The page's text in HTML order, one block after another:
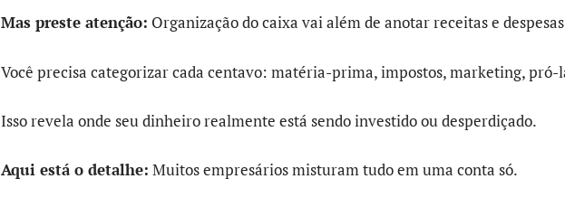
Mas preste atenção: Organização do caixa vai além de anotar receitas e
Você precisa categorizar cada centavo: matéria-prima, impostos, marketing, pró-
Isso revela onde seu dinheiro realmente está sendo investido ou desperdiçado.
Aqui está o detalhe: Muitos empresários misturam tudo em uma conta só.